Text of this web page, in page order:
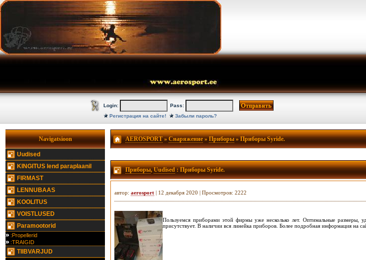
Login:
Pass:
Регистрация на сайте!
Забыли пароль?
Navigatsioon
Uudised
KINGITUS lend paraplaanil
FIRMAST
LENNUBAAS
KOOLITUS
VOISTLUSED
Paramootorid
:Propellerid
:TRAIGID
TIIBVARJUD
AEROSPORT»Снаряжение»Приборы» Приборы Syride.
Приборы,Uudised: Приборы Syride.
автор: aerosport | 12 декабря 2020 | Просмотров: 2222
Пользуемся приборами этой фирмы уже несколько лет. Оптимальные размеры,
присутствует. В наличии вся линейка приборов. Более подробная информация на